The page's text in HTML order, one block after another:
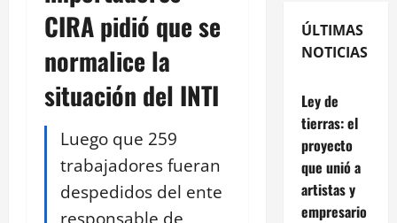
CIRA pidió que se
normalice la
situación del INTI
Luego que 259
trabajadores fueran
despedidos del ente
responsable de
ÚLTIMAS
NOTICIAS
Ley de
tierras: el
proyecto
que unió a
artistas y
empresario